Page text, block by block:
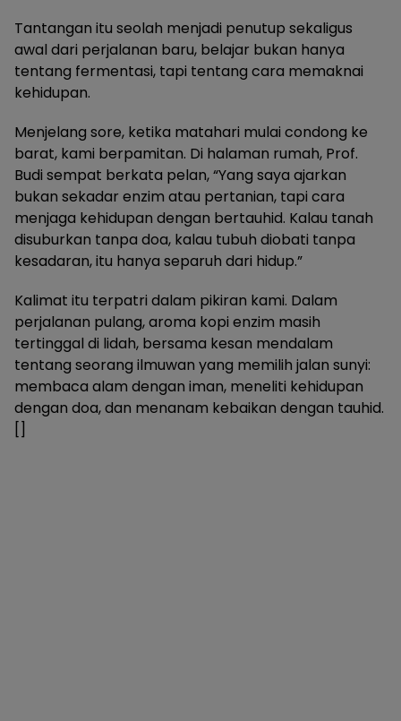
Tantangan itu seolah menjadi penutup sekaligus
awal dari perjalanan baru, belajar bukan hanya
tentang fermentasi, tapi tentang cara memaknai
kehidupan.
Menjelang sore, ketika matahari mulai condong ke
barat, kami berpamitan. Di halaman rumah, Prof.
Budi sempat berkata pelan, “Yang saya ajarkan
bukan sekadar enzim atau pertanian, tapi cara
menjaga kehidupan dengan bertauhid. Kalau tanah
disuburkan tanpa doa, kalau tubuh diobati tanpa
kesadaran, itu hanya separuh dari hidup.”
Kalimat itu terpatri dalam pikiran kami. Dalam
perjalanan pulang, aroma kopi enzim masih
tertinggal di lidah, bersama kesan mendalam
tentang seorang ilmuwan yang memilih jalan sunyi:
membaca alam dengan iman, meneliti kehidupan
dengan doa, dan menanam kebaikan dengan tauhid.
[]